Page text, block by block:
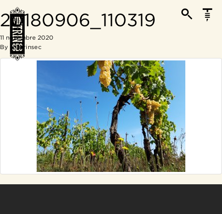
20180906_110319
11 novembre 2020
By
Vintrinsec